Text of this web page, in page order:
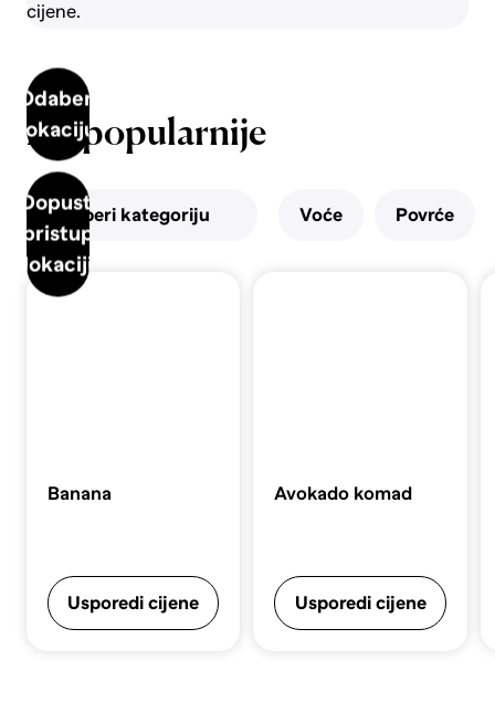
cijene.
Odaberi
lokaciju
Dopusti
pristup
lokaciji
Najpopularnije
Odaberi kategoriju Voće Povrće
Banana
Usporedi cijene
Avokado komad
Usporedi cijene